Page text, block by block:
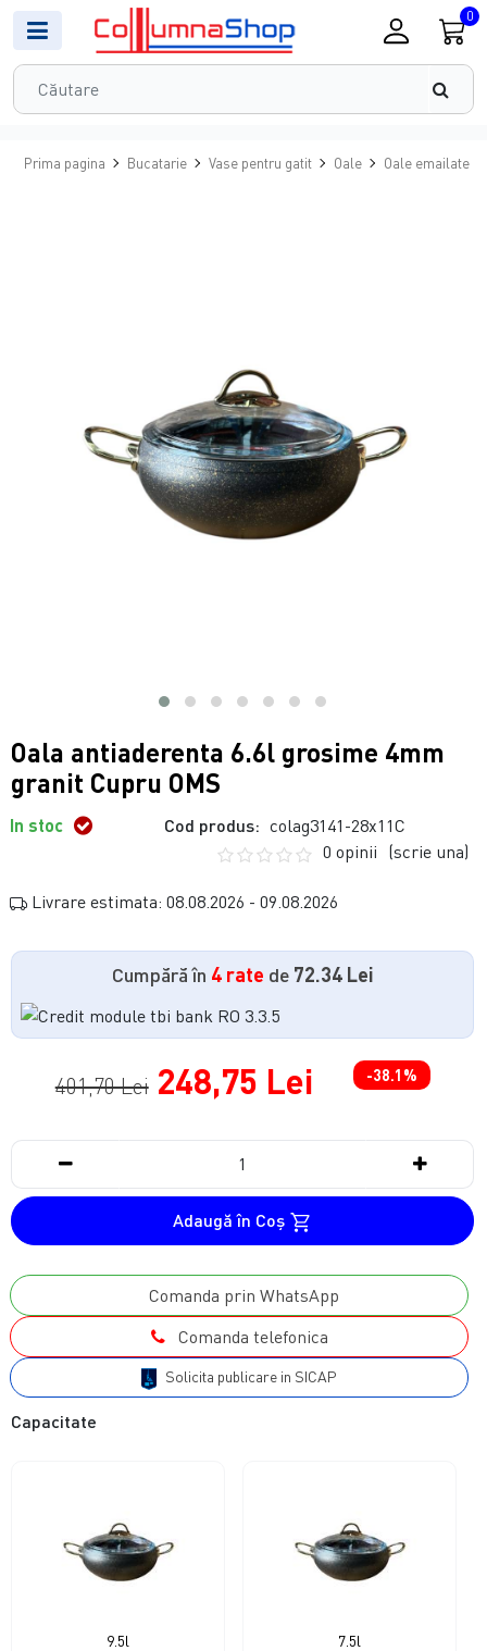
0
Prima pagina Bucatarie Vase pentru gatit Oale Oale emailate
Oala antiaderenta 6.6l grosime 4mm
granit Cupru OMS
In stoc Cod produs: colag3141-28x11C
0 opinii (scrie una)
Livrare estimata: 08.08.2026 - 09.08.2026
Cumpără în 4 rate de 72.34 Lei
401,70 Lei 248,75 Lei -38.1%
Adaugă în Coş
Comanda prin WhatsApp
Comanda telefonica
Solicita publicare in SICAP
Capacitate
9.5l 7.5l